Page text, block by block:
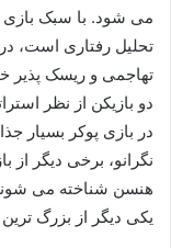
می‌ شود. با سبک بازی
تحلیل رفتاری است،
تهاجمی و ریسک‌ پذیر
دو بازیکن از نظر
در بازی پوکر بسیار
نگرانو، برخی دیگر
هنسن شناخته می‌
یکی دیگر از بزرگ‌